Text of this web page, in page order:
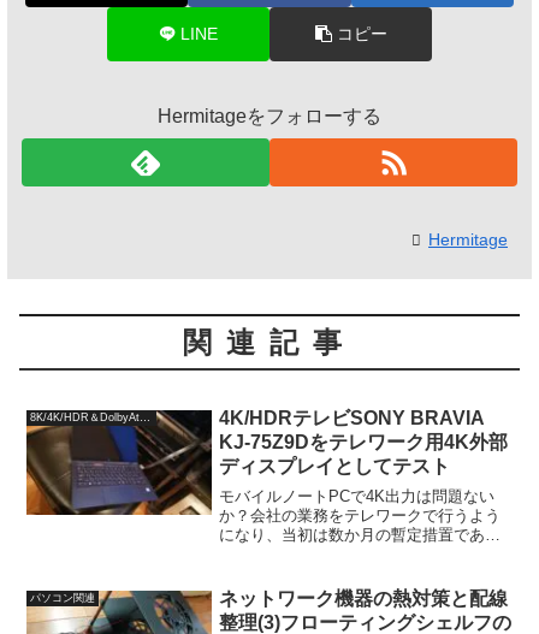
LINE コピー
Hermitageをフォローする
Hermitage
関連記事
8K/4K/HDR＆DolbyAtmos
4K/HDRテレビSONY BRAVIA
KJ-75Z9Dをテレワーク用4K外部
ディスプレイとしてテスト
モバイルノートPCで4K出力は問題ない
か？会社の業務をテレワークで行うよう
になり、当初は数か月の暫定措置であっ
あります。私自身も5月からテレワークを
取り入れて、ほとんど...
パソコン関連
ネットワーク機器の熱対策と配線
整理(3)フローティングシェルフの